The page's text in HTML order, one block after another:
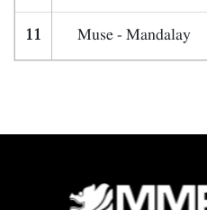
11 Muse - Mandalay